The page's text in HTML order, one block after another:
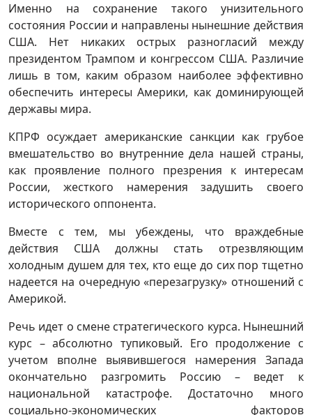
Именно на сохранение такого унизительного
состояния России и направлены нынешние действия
США. Нет никаких острых разногласий между
президентом Трампом и конгрессом США. Различие
лишь в том, каким образом наиболее эффективно
обеспечить интересы Америки, как доминирующей
державы мира.
КПРФ осуждает американские санкции как грубое
вмешательство во внутренние дела нашей страны,
как проявление полного презрения к интересам
России, жесткого намерения задушить своего
исторического оппонента.
Вместе с тем, мы убеждены, что враждебные
действия США должны стать отрезвляющим
холодным душем для тех, кто еще до сих пор тщетно
надеется на очередную «перезагрузку» отношений с
Америкой.
Речь идет о смене стратегического курса. Нынешний
курс – абсолютно тупиковый. Его продолжение с
учетом вполне выявившегося намерения Запада
окончательно разгромить Россию – ведет к
национальной катастрофе. Достаточно много
социально-экономических факторов